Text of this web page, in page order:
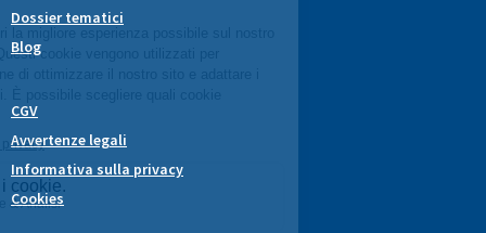
Dossier tematici
Blog
CGV
Avvertenze legali
Informativa sulla privacy
Cookies